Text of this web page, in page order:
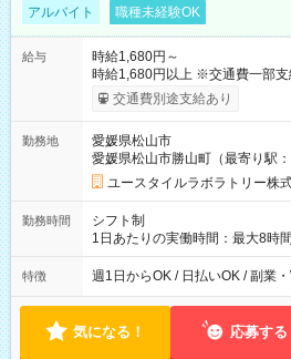
アルバイト 職種未経験OK
給与
時給1,680円～
時給1,680円以上 ※交通費一部
考慮して決定します 【収入例】 週1回勤務の場合：1,680円×8時
間×4回=5万3,760円 週3回勤務の場合：1,680円×8時間×12回
月 ※ 雇用形態と給与に、本採用
用形態：本採用時と同じです。
交通費別途支給あり
勤務地
愛媛県松山市
愛媛県松山市勝山町（最寄り駅：
ユースタイルラボラトリー株
勤務時間
シフト制
1日あたりの実働時間：最大8時
00 ※週1日～OK ／ 夜勤専従 ＊＊ 勤務時間例 ＊＊ ■22時か
ら翌7時 ■23時から翌8時 ■24時から翌9
ます。 ※曜日固定（毎週同じ曜
特徴 週1日からOK / 日払いOK / 副業
気になる！ 応募する